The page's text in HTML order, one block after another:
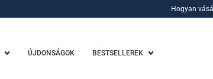
Hogyan
ÚJDONSÁGOK BESTSELLEREK